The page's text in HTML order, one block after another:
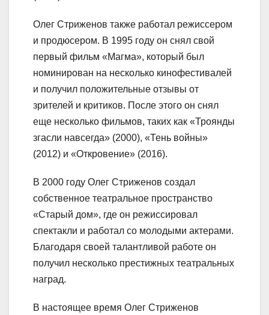
Олег Стриженов также работал режиссером
и продюсером. В 1995 году он снял свой
первый фильм «Магма», который был
номинирован на несколько кинофестивалей
и получил положительные отзывы от
зрителей и критиков. После этого он снял
еще несколько фильмов, таких как «Троянды
згасли навсегда» (2000), «Тень войны»
(2012) и «Откровение» (2016).
В 2000 году Олег Стриженов создал
собственное театральное пространство
«Старый дом», где он режиссировал
спектакли и работал со молодыми актерами.
Благодаря своей талантливой работе он
получил несколько престижных театральных
наград.
В настоящее время Олег Стриженов